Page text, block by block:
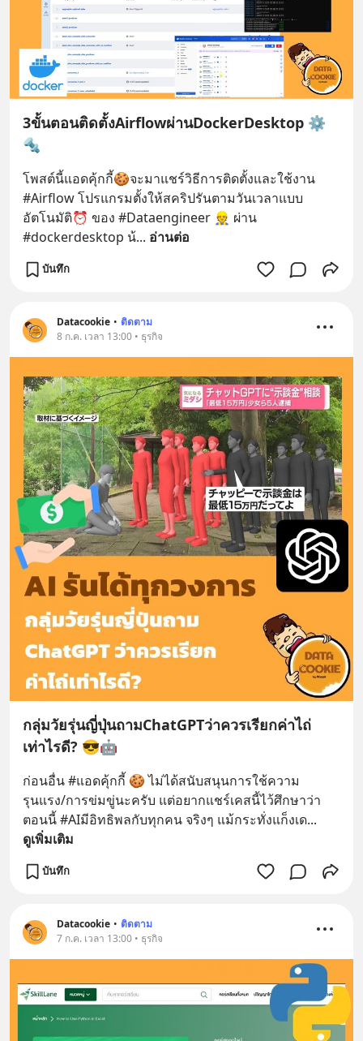
3ขั้นตอนติดตั้งAirflowผ่านDockerDesktop ⚙️
🔩
โพสต์นี้แอดคุ้กกี้🍪จะมาแชร์วิธีการติดตั้งและใช้งาน
#Airflow โปรแกรมตั้งให้สคริปรันตามวันเวลาแบบ
อัตโนมัติ⏰ ของ #Dataengineer 👷 ผ่าน
#dockerdesktop น้... อ่านต่อ
บันทึก
Datacookie • ติดตาม
8 ก.ค. เวลา 13:00 • ธุรกิจ
กลุ่มวัยรุ่นญี่ปุ่นถามChatGPTว่าควรเรียกค่าไถ่
เท่าไรดี? 😎🤖
ก่อนอื่น #แอดคุ้กกี้ 🍪 ไม่ได้สนับสนุนการใช้ความ
รุนแรง/การข่มขู่นะครับ แต่อยากแชร์เคสนี้ไว้ศึกษาว่า
ตอนนี้ #AIมีอิทธิพลกับทุกคน จริงๆ แม้กระทั่งแก็งเด...
ดูเพิ่มเติม
บันทึก
Datacookie • ติดตาม
7 ก.ค. เวลา 13:00 • ธุรกิจ